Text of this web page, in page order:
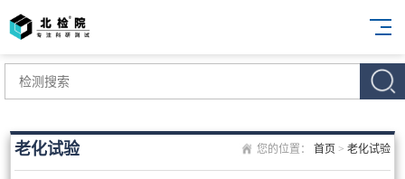
您的位置： 首页 > 老化试验
老化试验